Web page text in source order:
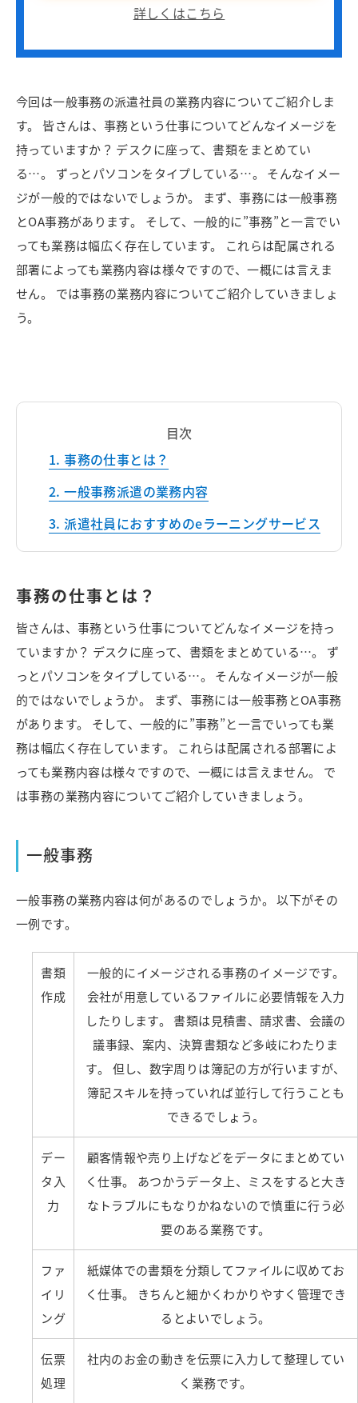
詳しくはこちら
今回は一般事務の派遣社員の業務内容についてご紹介しま
す。 皆さんは、事務という仕事についてどんなイメージを
持っていますか？ デスクに座って、書類をまとめてい
る…。 ずっとパソコンをタイプしている…。 そんなイメー
ジが一般的ではないでしょうか。 まず、事務には一般事務
とOA事務があります。 そして、一般的に”事務”と一言でい
っても業務は幅広く存在しています。 これらは配属される
部署によっても業務内容は様々ですので、一概には言えま
せん。 では事務の業務内容についてご紹介していきましょ
う。
目次
事務の仕事とは？
一般事務派遣の業務内容
派遣社員におすすめのeラーニングサービス
事務の仕事とは？
皆さんは、事務という仕事についてどんなイメージを持っ
ていますか？ デスクに座って、書類をまとめている…。 ず
っとパソコンをタイプしている…。 そんなイメージが一般
的ではないでしょうか。 まず、事務には一般事務とOA事務
があります。 そして、一般的に”事務”と一言でいっても業
務は幅広く存在しています。 これらは配属される部署によ
っても業務内容は様々ですので、一概には言えません。 で
は事務の業務内容についてご紹介していきましょう。
一般事務
一般事務の業務内容は何があるのでしょうか。 以下がその
一例です。
書類
作成
一般的にイメージされる事務のイメージです。
会社が用意しているファイルに必要情報を入力
したりします。 書類は見積書、請求書、会議の
議事録、案内、決算書類など多岐にわたりま
す。 但し、数字周りは簿記の方が行いますが、
簿記スキルを持っていれば並行して行うことも
できるでしょう。
デー
タ入
力
顧客情報や売り上げなどをデータにまとめてい
く仕事。 あつかうデータ上、ミスをすると大き
なトラブルにもなりかねないので慎重に行う必
要のある業務です。
ファ
イリ
ング
紙媒体での書類を分類してファイルに収めてお
く仕事。 きちんと細かくわかりやすく管理でき
るとよいでしょう。
伝票
処理
社内のお金の動きを伝票に入力して整理してい
く業務です。